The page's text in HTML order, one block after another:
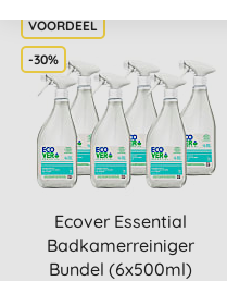
-30%
Ecover Essential
Badkamerreiniger
Bundel (6x500ml)